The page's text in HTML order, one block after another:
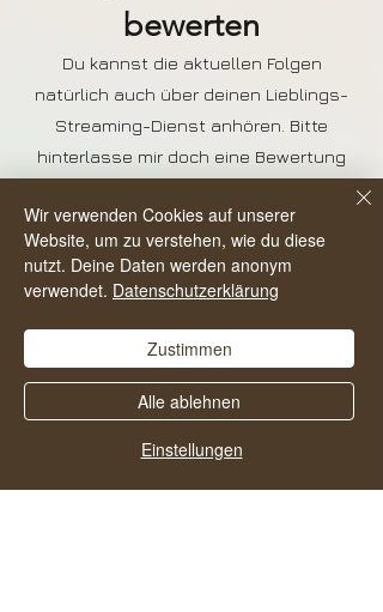
bewerten
Du kannst die aktuellen Folgen
natürlich auch über deinen Lieblings-
Streaming-Dienst anhören. Bitte
hinterlasse mir doch eine Bewertung
finden und noch mehr Menschen in ein
alkoholfreies und zufriedenes Leben zu
starten.
Wir verwenden Cookies auf unserer
Website, um zu verstehen, wie du diese
nutzt. Deine Daten werden anonym
verwendet. Datenschutzerklärung
Einstellungen
Alle ablehnen
Zustimmen